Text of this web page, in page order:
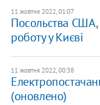
11 жовтня 2022, 01:07
Посольства США,
роботу у Києві
11 жовтня 2022, 00:38
(оновлено)